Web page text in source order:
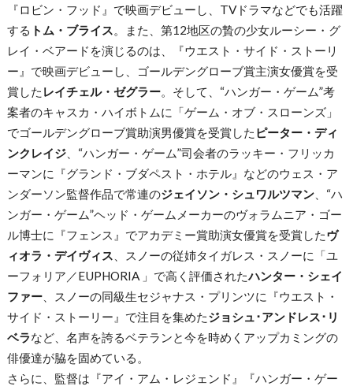
『ロビン・フッド』で映画デビューし、TVドラマなどでも活躍
する トム・ブライス。また、第12地区の贄の少女ルーシー・グ
レイ・ベアードを演じるのは、『ウエスト・サイド・ストーリ
ー』で映画デビューし、ゴールデングローブ賞主演女優賞を受
賞した レイチェル・ゼグラー。そして、“ハンガー・ゲーム”考
案者のキャスカ・ハイボトムに「ゲーム・オブ・スローンズ」
でゴールデングローブ賞助演男優賞を受賞した ピーター・ディ
ンクレイジ、“ハンガー・ゲーム”司会者のラッキー・フリッカ
ーマンに『グランド・ブダペスト・ホテル』などのウェス・ア
ンダーソン監督作品で常連のジェイソン・シュワルツマン、“ハ
ンガー・ゲーム”ヘッド・ゲームメーカーのヴォラムニア・ゴー
ル博士に『フェンス』でアカデミー賞助演女優賞を受賞したヴ
ィオラ・デイヴィス 、スノーの従姉タイガレス・スノーに「ユ
ーフォリア／EUPHORIA 」で高く評価されたハンター・シェイ
ファー、スノーの同級生セジャナス・プリンツに『ウエスト・
サイド・ストーリー』で注目を集めたジョシュ･アンドレス･リ
ベラなど、名声を誇るベテランと今を時めくアップカミングの
俳優達が脇を固めている。
さらに、監督は『アイ・アム・レジェンド』『ハンガー・ゲー